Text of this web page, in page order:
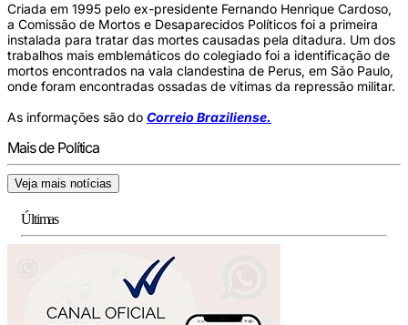
Criada em 1995 pelo ex-presidente Fernando Henrique Cardoso,
a Comissão de Mortos e Desaparecidos Políticos foi a primeira
instalada para tratar das mortes causadas pela ditadura. Um dos
trabalhos mais emblemáticos do colegiado foi a identificação de
mortos encontrados na vala clandestina de Perus, em São Paulo,
onde foram encontradas ossadas de vítimas da repressão militar.
As informações são do Correio Braziliense.
Mais de Política
Veja mais notícias
Últimas